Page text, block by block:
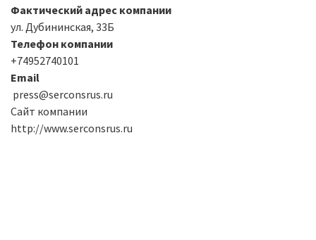
Фактический адрес компании
ул. Дубининская, 33Б
Телефон компании
+74952740101
Email
press@serconsrus.ru
Сайт компании
http://www.serconsrus.ru